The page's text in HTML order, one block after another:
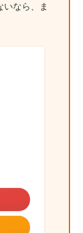
いなら、ま